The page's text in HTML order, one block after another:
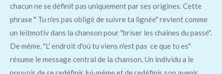
chacun ne se définit pas uniquement par ses origines. Cette
phrase " Tu n'es pas obligé de suivre ta lignée" revient comme
un leitmotiv dans la chanson pour "briser les chaînes du passé".
De même, "L' endroit d'où tu viens n'est pas ce que tu es"
résume le message central de la chanson. Un individu a le